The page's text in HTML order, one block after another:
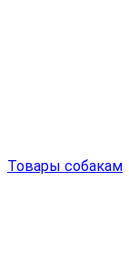
Товары собакам